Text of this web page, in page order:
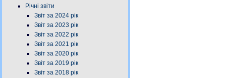
Річні звіти
Звіт за 2024 рік
Звіт за 2023 рік
Звіт за 2022 рік
Звіт за 2021 рік
Звіт за 2020 рік
Звіт за 2019 рік
Звіт за 2018 рік